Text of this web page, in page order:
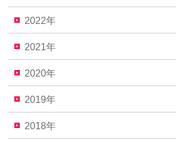
2022年
2021年
2020年
2019年
2018年